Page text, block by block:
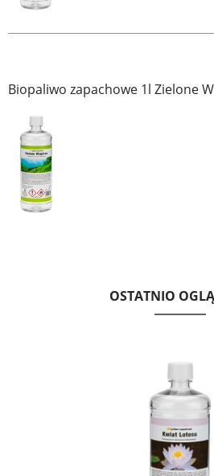
Biopaliwo zapachowe 1l Zielone
OSTATNIO